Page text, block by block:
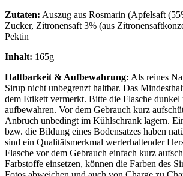
Zutaten: Auszug aus Rosmarin (Apfelsaft
Zucker, Zitronensaft 3% (aus
Pektin
Inhalt: 165g
Haltbarkeit & Aufbewahrung: Als reines
Sirup nicht unbegrenzt haltbar. Das
dem Etikett vermerkt. Bitte die Flasche dunkel
aufbewahren. Vor dem Gebrauch kurz
Anbruch unbedingt im Kühlschrank lagern.
bzw. die Bildung eines Bodensatzes haben
sind ein Qualitätsmerkmal werterhaltender
Flasche vor dem Gebrauch einfach kurz
Farbstoffe einsetzen, können die Farben des